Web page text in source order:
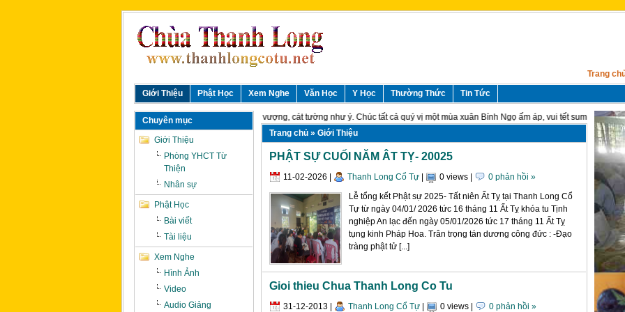
Trang
Giới Thiệu
Phật Học Xem Nghe Văn Học Y Học Thường Thức Tin Tức
, cầu chúc toàn thể quý vị hạnh phúc, yên vui, an khang thịnh vượng, cát tường như ý. Chúc tất cả quý vị một mùa xuân Bính Ngọ ấm áp, vui tết sum vầy, đầm
Trang chủ » Giới Thiệu
PHẬT SỰ CUỐI NĂM ÂT TỴ- 20025
11-02-2026 Thanh Long Cổ Tự 0 views
0 phản hồi »
Lễ tổng kết Phật sự 2025- Tất niên Ất Tỵ tại Thanh Long Cổ
Tự từ ngày 04/01/ 2026 tức 16 tháng 11 Ất Tỵ khóa tu Tịnh
nghiệp An lạc đến ngày 05/01/2026 tức 17 tháng 11 Ất Tỵ
tụng kinh Pháp Hoa. Trân trọng tán dương công đức : -Đạo
tràng phật tử [...]
Gioi thieu Chua Thanh Long Co Tu
31-12-2013 Thanh Long Cổ Tự 0 views
0 phản hồi »
Chuyên mục
Giới Thiệu
Phòng YHCT Từ
Thiện
Nhân sự
Phật Học
Bài viết
Tài liệu
Xem Nghe
Hình Ảnh
Video
Audio Giảng